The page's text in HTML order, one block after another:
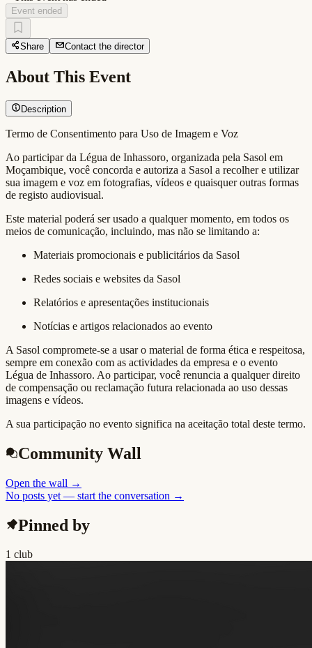
Event ended
Share Contact the director
About This Event
Description
Termo de Consentimento para Uso de Imagem e Voz
Ao participar da Légua de Inhassoro, organizada pela Sasol em
Moçambique, você concorda e autoriza a Sasol a recolher e utilizar
sua imagem e voz em fotografias, vídeos e quaisquer outras formas
de registo audiovisual.
Este material poderá ser usado a qualquer momento, em todos os
meios de comunicação, incluindo, mas não se limitando a:
Materiais promocionais e publicitários da Sasol
Redes sociais e websites da Sasol
Relatórios e apresentações institucionais
Notícias e artigos relacionados ao evento
A Sasol compromete-se a usar o material de forma ética e respeitosa,
sempre em conexão com as actividades da empresa e o evento
Légua de Inhassoro. Ao participar, você renuncia a qualquer direito
de compensação ou reclamação futura relacionada ao uso dessas
imagens e vídeos.
A sua participação no evento significa na aceitação total deste termo.
Community Wall
Open the wall →
No posts yet — start the conversation →
Pinned by
1 club